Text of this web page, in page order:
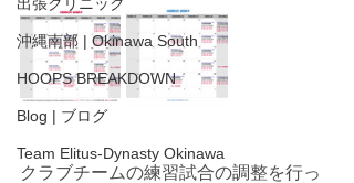
出張クリニック
沖縄南部 | Okinawa South
HOOPS BREAKDOWN
Blog | ブログ
Team Elitus-Dynasty Okinawa
クラブチームの練習試合の調整を行っ